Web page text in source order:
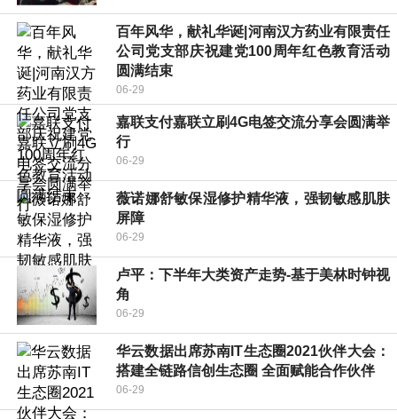
百年风华，献礼华诞|河南汉方药业有限责任
公司党支部庆祝建党100周年红色教育活动
圆满结束
06-29
嘉联支付嘉联立刷4G电签交流分享会圆满举
行
06-29
薇诺娜舒敏保湿修护精华液，强韧敏感肌肤
屏障
06-29
卢平：下半年大类资产走势-基于美林时钟视
角
06-29
华云数据出席苏南IT生态圈2021伙伴大会：
搭建全链路信创生态圈 全面赋能合作伙伴
06-29